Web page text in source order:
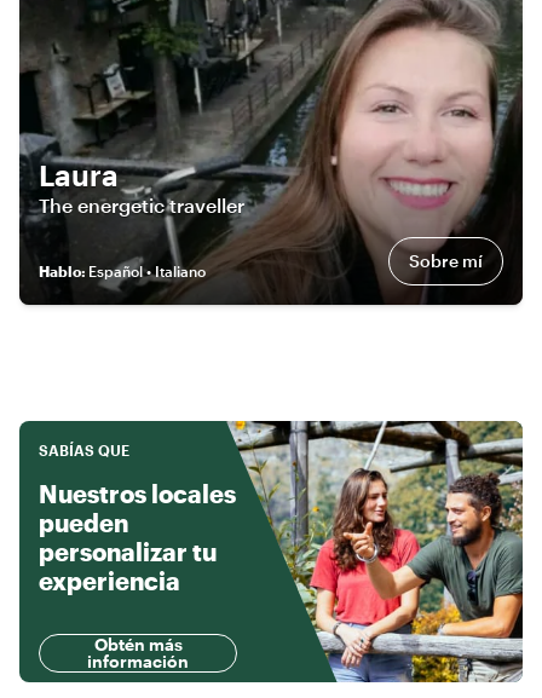
Laura
The energetic traveller
Hablo: Español • Italiano Sobre mí
SABÍAS QUE
Nuestros locales
pueden
personalizar tu
experiencia
Obtén más
información